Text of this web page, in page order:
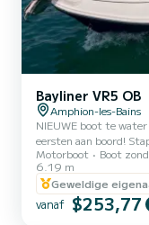
Bayliner VR5 OB
Amphion-les-Bains
NIEUWE boot te
eersten aan boord! Stap aan boord van een gloednieuwe Bayliner
VR5, geleverd in zijn
van Genève onder de
Topcomfort,
uitrusting: alles is
vrienden. ━━━━━━━━━━━━━━━━━━ WAAROM DEZE BOOT?
Motorboot Boot
6.19 m
Geweldige
vanaf $253,77